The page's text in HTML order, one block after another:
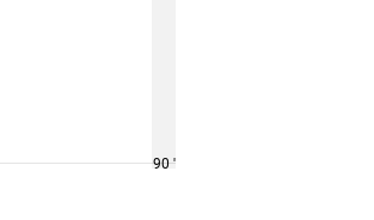
90 '